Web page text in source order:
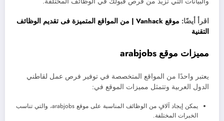
اقرأ أيضًا:
موقع Vanhack | من المواقع المتميزة فى تقديم الوظائف
التقنية
مميزات موقع arabjobs
يعتبر واحدًا من المواقع المتخصصة في توفير فرص عمل لقاطني
الدول العربية وتتمثل مميزات الموقع في:
يمكن إيجاد آلافٍ من الوظائف المناسبة على موقع arabjobs، والتي تناسب
الخبرات المختلفة.